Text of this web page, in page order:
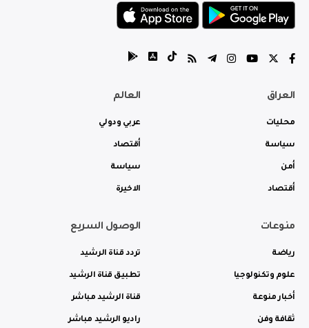
العراق
محليات
سياسة
أمن
أقتصاد
العالم
عربي ودولي
أقتصاد
سياسة
الاخيرة
منوعات
رياضة
علوم وتكنولوجيا
أخبار منوعة
ثقافة وفن
الوصول السريع
تردد قناة الرشيد
تطبيق قناة الرشيد
قناة الرشيد مباشر
راديو الرشيد مباشر